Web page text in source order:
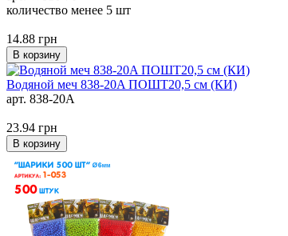
количество менее 5 шт
14.88 грн
В корзину
Водяной меч 838-20A ПОШТ20,5 см (КИ)
арт. 838-20A
23.94 грн
В корзину